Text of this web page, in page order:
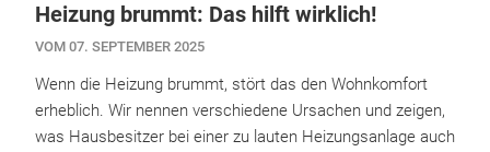
Heizung brummt: Das hilft wirklich!
VOM 07. SEPTEMBER 2025
Wenn die Heizung brummt, stört das den Wohnkomfort
erheblich. Wir nennen verschiedene Ursachen und zeigen,
was Hausbesitzer bei einer zu lauten Heizungsanlage auch